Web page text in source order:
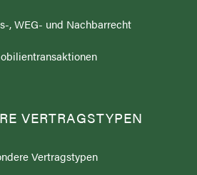
, WEG- und Nachbarrecht
VERTRAGSTYPEN
Vertragstypen